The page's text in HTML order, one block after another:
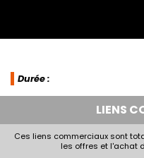
Durée :
LIENS
Ces liens commerciaux sont
les offres et l'achat